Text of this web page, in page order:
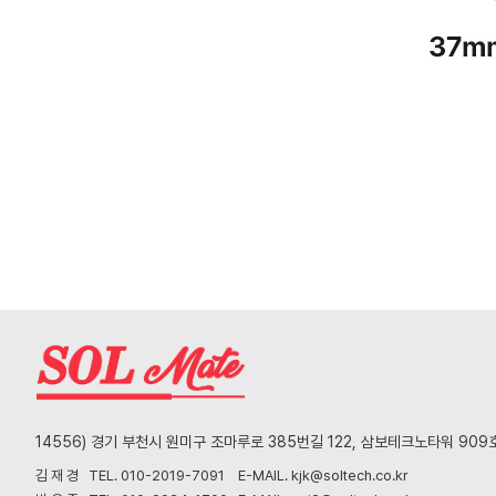
14556) 경기 부천시 원미구 조마루로 385번길 122, 삼보테크노타워 909
김 재 경 TEL. 010-2019-7091 E-MAIL. kjk@soltech.co.kr